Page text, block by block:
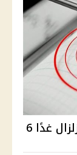
البحوث الفلكية تحسم مزاعم وقوع زلزال غدًا 6